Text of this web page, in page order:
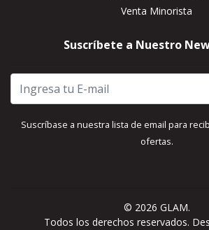
Venta Minorista
Suscríbete a Nuestro
Suscríbase a nuestra lista de email para
ofertas.
© 2026 GLAM.
Todos los derechos reservados.